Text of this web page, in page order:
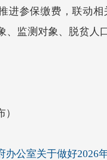
进参保缴费，联动
、监测对象、脱贫人
办公室关于做好2026